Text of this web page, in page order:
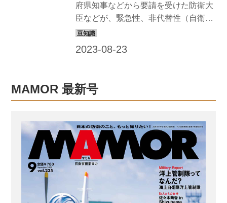
府県知事などから要請を受けた防衛大
臣などが、緊急性、非代替性（自衛隊
以外では担えない）、公共性の3要件か
の調達などを自らで行うことができる
自己完結能力、そして陸・海・空に対
震のほか、台風や豪雨、原子力災害の
対処訓練も 自衛隊の大規模な災害派遣
といえば、1995年の阪神・淡路大震
災、2011年の東日本大震災、16年の熊
本地震などが思い浮かぶだろう。 不意
に見舞われる自然災害の現場で、人命
救助や行方不明者捜索、給水支援や...
MAMOR 最新号